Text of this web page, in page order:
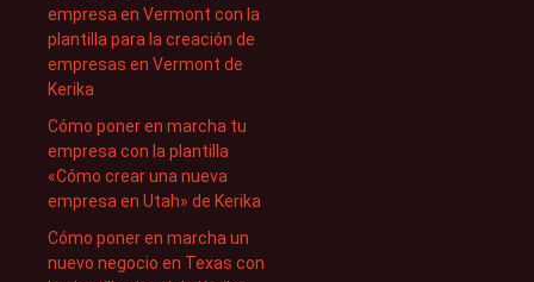
empresa en Vermont con la
plantilla para la creación de
empresas en Vermont de
Kerika
Cómo poner en marcha tu
empresa con la plantilla
«Cómo crear una nueva
empresa en Utah» de Kerika
Cómo poner en marcha un
nuevo negocio en Texas con